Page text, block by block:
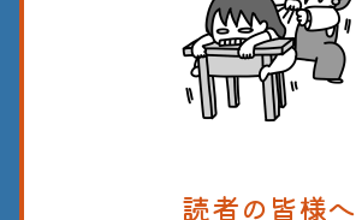
読者の皆様へ